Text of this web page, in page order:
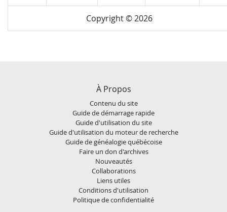
Copyright © 2026
À Propos
Contenu du site
Guide de démarrage rapide
Guide d'utilisation du site
Guide d'utilisation du moteur de recherche
Guide de généalogie québécoise
Faire un don d'archives
Nouveautés
Collaborations
Liens utiles
Conditions d'utilisation
Politique de confidentialité